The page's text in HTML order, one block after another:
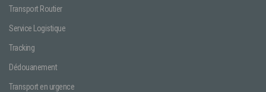
Transport Routier
Service Logistique
Tracking
Dédouanement
Transport en urgence